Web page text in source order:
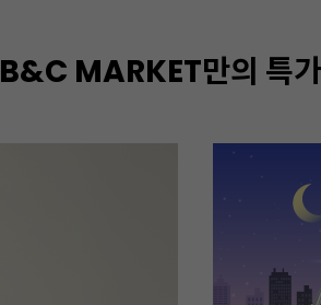
B&C MARKET만의 특